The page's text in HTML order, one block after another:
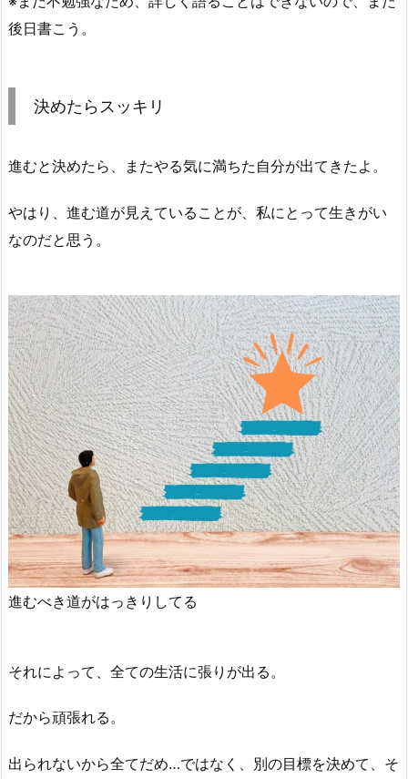
後日書こう。
決めたらスッキリ
進むと決めたら、またやる気に満ちた自分が出てきたよ。
やはり、進む道が見えていることが、私にとって生きがい
なのだと思う。
進むべき道がはっきりしてる
それによって、全ての生活に張りが出る。
だから頑張れる。
出られないから全てだめ…ではなく、別の目標を決めて、そ